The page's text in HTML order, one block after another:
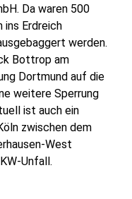
Da waren 500
ins Erdreich
werden.
Bottrop am
Dortmund auf die
weitere Sperrung
ist auch ein
zwischen dem
West
Unfall.